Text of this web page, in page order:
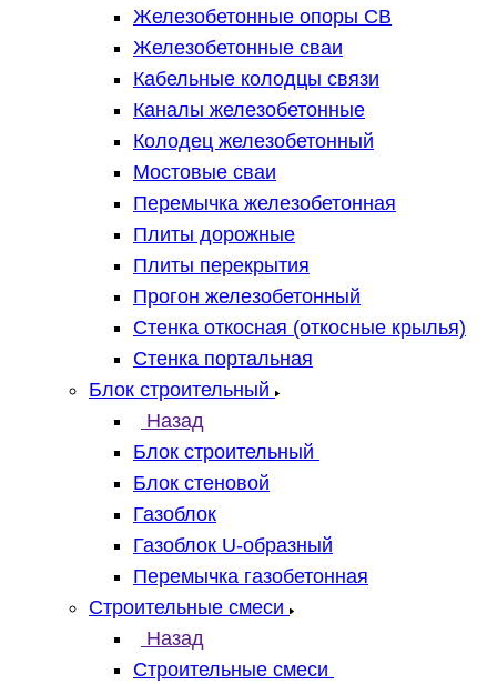
Железобетонные опоры СВ
Железобетонные сваи
Кабельные колодцы связи
Каналы железобетонные
Колодец железобетонный
Мостовые сваи
Перемычка железобетонная
Плиты дорожные
Плиты перекрытия
Прогон железобетонный
Стенка откосная (откосные крылья)
Стенка портальная
Блок строительный
Назад
Блок строительный
Блок стеновой
Газоблок
Газоблок U-образный
Перемычка газобетонная
Строительные смеси
Назад
Строительные смеси